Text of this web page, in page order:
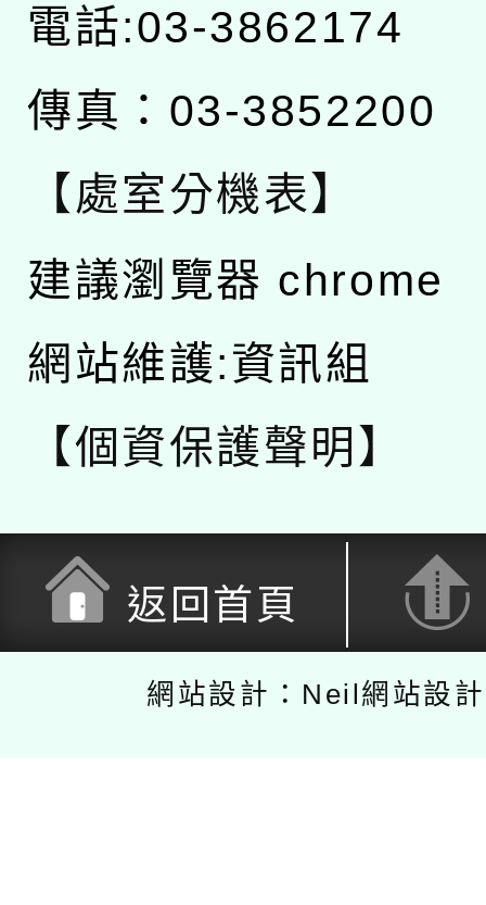
電話:03-3862174
傳真：03-3852200
【處室分機表】
建議瀏覽器 chrome
網站維護:資訊組
【個資保護聲明】
返回首頁
網站設計：Neil網站設